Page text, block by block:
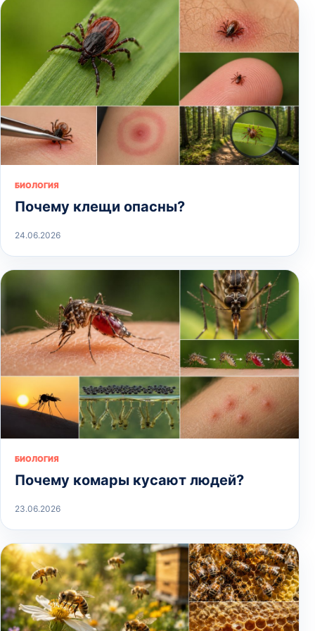
БИОЛОГИЯ
Почему клещи опасны?
24.06.2026
БИОЛОГИЯ
Почему комары кусают людей?
23.06.2026